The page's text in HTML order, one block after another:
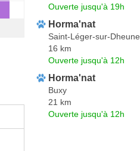
Ouverte jusqu'à 19h
Horma'nat
Saint-Léger-sur-Dheune
16 km
Ouverte jusqu'à 12h
Horma'nat
Buxy
21 km
Ouverte jusqu'à 12h